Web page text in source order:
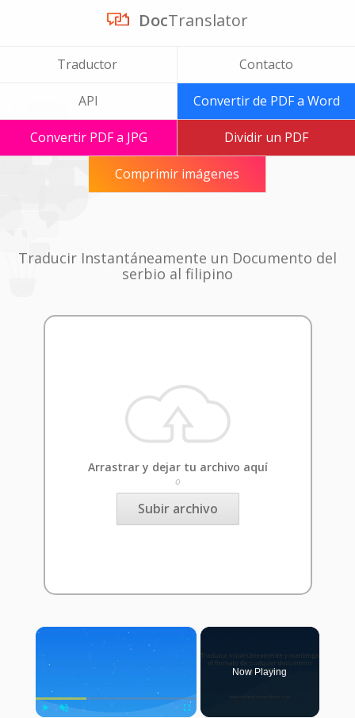
DocTranslator
Traductor Contacto
API Convertir de PDF a Word
Convertir PDF a JPG Dividir un PDF
Comprimir imágenes
Traducir Instantáneamente un Documento del
serbio al filipino
Arrastrar y dejar tu archivo aquí
o
Subir archivo
×
Now Playing